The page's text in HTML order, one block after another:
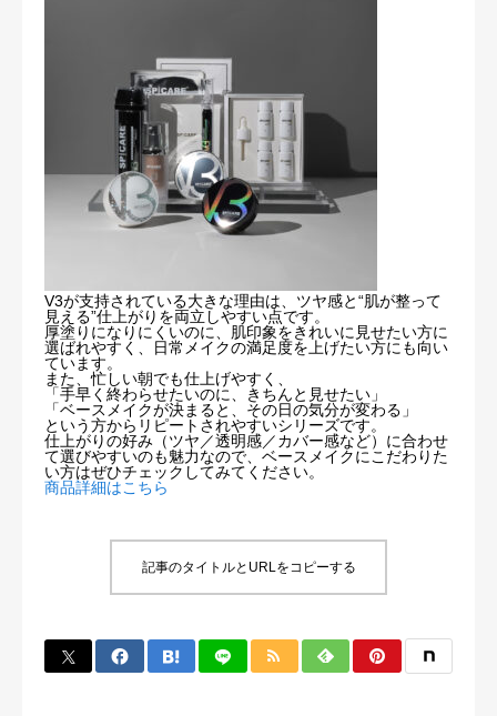
V3が支持されている大きな理由は、ツヤ感と“肌が整って
見える”仕上がりを両立しやすい点です。
厚塗りになりにくいのに、肌印象をきれいに見せたい方に
選ばれやすく、日常メイクの満足度を上げたい方にも向い
ています。
また、忙しい朝でも仕上げやすく、
「手早く終わらせたいのに、きちんと見せたい」
「ベースメイクが決まると、その日の気分が変わる」
という方からリピートされやすいシリーズです。
仕上がりの好み（ツヤ／透明感／カバー感など）に合わせ
て選びやすいのも魅力なので、ベースメイクにこだわりた
い方はぜひチェックしてみてください。
商品詳細はこちら
記事のタイトルとURLをコピーする